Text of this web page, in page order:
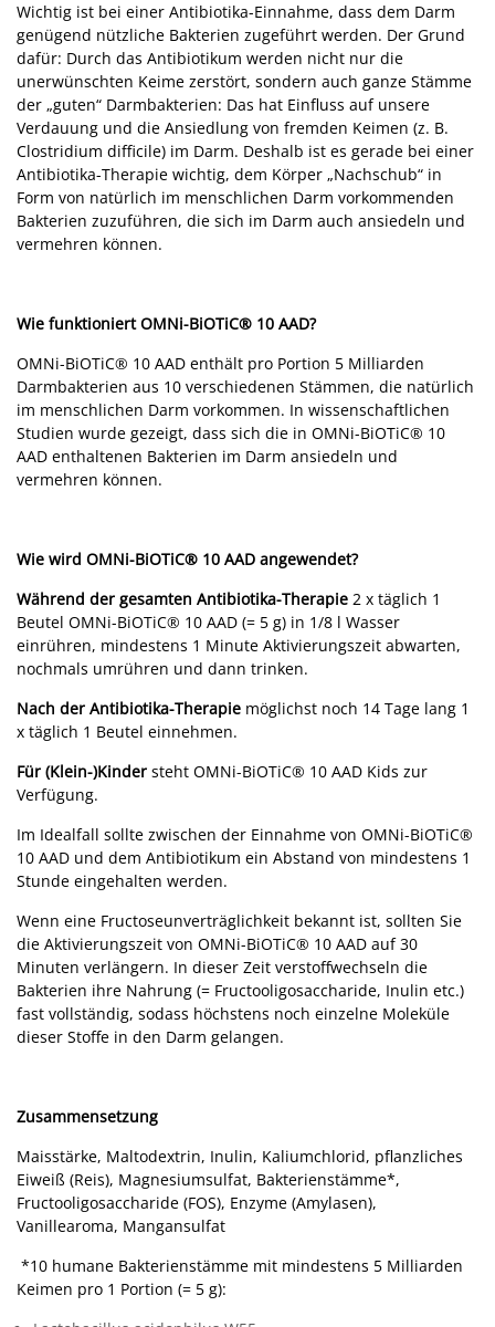
Wichtig ist bei einer Antibiotika-Einnahme, dass dem Darm
genügend nützliche Bakterien zugeführt werden. Der Grund
dafür: Durch das Antibiotikum werden nicht nur die
unerwünschten Keime zerstört, sondern auch ganze Stämme
der „guten“ Darmbakterien: Das hat Einfluss auf unsere
Verdauung und die Ansiedlung von fremden Keimen (z. B.
Clostridium difficile) im Darm. Deshalb ist es gerade bei einer
Antibiotika-Therapie wichtig, dem Körper „Nachschub“ in
Form von natürlich im menschlichen Darm vorkommenden
Bakterien zuzuführen, die sich im Darm auch ansiedeln und
vermehren können.
Wie funktioniert OMNi-BiOTiC® 10 AAD?
OMNi-BiOTiC® 10 AAD enthält pro Portion 5 Milliarden
Darmbakterien aus 10 verschiedenen Stämmen, die natürlich
im menschlichen Darm vorkommen. In wissenschaftlichen
Studien wurde gezeigt, dass sich die in OMNi-BiOTiC® 10
AAD enthaltenen Bakterien im Darm ansiedeln und
vermehren können.
Wie wird OMNi-BiOTiC® 10 AAD angewendet?
Während der gesamten Antibiotika-Therapie 2 x täglich 1
Beutel OMNi-BiOTiC® 10 AAD (= 5 g) in 1/8 l Wasser
einrühren, mindestens 1 Minute Aktivierungszeit abwarten,
nochmals umrühren und dann trinken.
Nach der Antibiotika-Therapie möglichst noch 14 Tage lang 1
x täglich 1 Beutel einnehmen.
Für (Klein-)Kinder steht OMNi-BiOTiC® 10 AAD Kids zur
Verfügung.
Im Idealfall sollte zwischen der Einnahme von OMNi-BiOTiC®
10 AAD und dem Antibiotikum ein Abstand von mindestens 1
Stunde eingehalten werden.
Wenn eine Fructoseunverträglichkeit bekannt ist, sollten Sie
die Aktivierungszeit von OMNi-BiOTiC® 10 AAD auf 30
Minuten verlängern. In dieser Zeit verstoffwechseln die
Bakterien ihre Nahrung (= Fructooligosaccharide, Inulin etc.)
fast vollständig, sodass höchstens noch einzelne Moleküle
dieser Stoffe in den Darm gelangen.
Zusammensetzung
Maisstärke, Maltodextrin, Inulin, Kaliumchlorid, pflanzliches
Eiweiß (Reis), Magnesiumsulfat, Bakterienstämme*,
Fructooligosaccharide (FOS), Enzyme (Amylasen),
Vanillearoma, Mangansulfat
*10 humane Bakterienstämme mit mindestens 5 Milliarden
Keimen pro 1 Portion (= 5 g):